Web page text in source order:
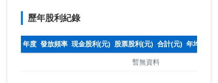
歷年股利紀錄
年度 發放頻率 現金股利(元) 股票股利(元) 合計(元) 年均收盤
暫無資料